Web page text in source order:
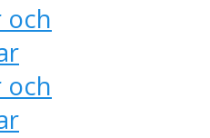
och
och